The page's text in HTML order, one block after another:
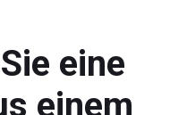
eine
einem